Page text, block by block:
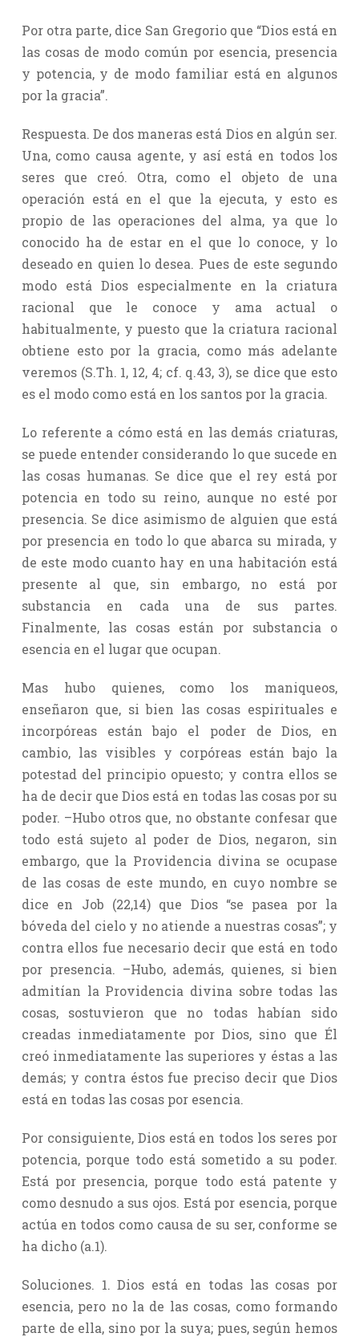
Por otra parte, dice San Gregorio que “Dios está en
las cosas de modo común por esencia, presencia
y potencia, y de modo familiar está en algunos
por la gracia”.
Respuesta. De dos maneras está Dios en algún ser.
Una, como causa agente, y así está en todos los
seres que creó. Otra, como el objeto de una
operación está en el que la ejecuta, y esto es
propio de las operaciones del alma, ya que lo
conocido ha de estar en el que lo conoce, y lo
deseado en quien lo desea. Pues de este segundo
modo está Dios especialmente en la criatura
racional que le conoce y ama actual o
habitualmente, y puesto que la criatura racional
obtiene esto por la gracia, como más adelante
veremos (S.Th. 1, 12, 4; cf. q.43, 3), se dice que esto
es el modo como está en los santos por la gracia.
Lo referente a cómo está en las demás criaturas,
se puede entender considerando lo que sucede en
las cosas humanas. Se dice que el rey está por
potencia en todo su reino, aunque no esté por
presencia. Se dice asimismo de alguien que está
por presencia en todo lo que abarca su mirada, y
de este modo cuanto hay en una habitación está
presente al que, sin embargo, no está por
substancia en cada una de sus partes.
Finalmente, las cosas están por substancia o
esencia en el lugar que ocupan.
Mas hubo quienes, como los maniqueos,
enseñaron que, si bien las cosas espirituales e
incorpóreas están bajo el poder de Dios, en
cambio, las visibles y corpóreas están bajo la
potestad del principio opuesto; y contra ellos se
ha de decir que Dios está en todas las cosas por su
poder. –Hubo otros que, no obstante confesar que
todo está sujeto al poder de Dios, negaron, sin
embargo, que la Providencia divina se ocupase
de las cosas de este mundo, en cuyo nombre se
dice en Job (22,14) que Dios “se pasea por la
bóveda del cielo y no atiende a nuestras cosas”; y
contra ellos fue necesario decir que está en todo
por presencia. –Hubo, además, quienes, si bien
admitían la Providencia divina sobre todas las
cosas, sostuvieron que no todas habían sido
creadas inmediatamente por Dios, sino que Él
creó inmediatamente las superiores y éstas a las
demás; y contra éstos fue preciso decir que Dios
está en todas las cosas por esencia.
Por consiguiente, Dios está en todos los seres por
potencia, porque todo está sometido a su poder.
Está por presencia, porque todo está patente y
como desnudo a sus ojos. Está por esencia, porque
actúa en todos como causa de su ser, conforme se
ha dicho (a.1).
Soluciones. 1. Dios está en todas las cosas por
esencia, pero no la de las cosas, como formando
parte de ella, sino por la suya; pues, según hemos